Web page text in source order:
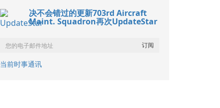
决不会错过的更新703rd Aircraft
Maint. Squadron再次UpdateStar
当前时事通讯